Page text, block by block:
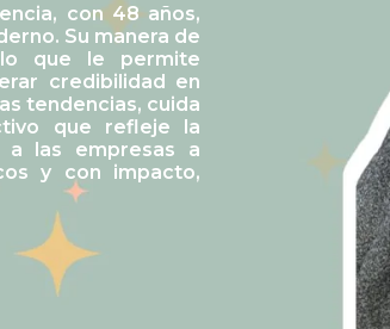
con 48 años,
Su manera de
lo que le permite
credibilidad en
tendencias, cuida
que refleje la
a las empresas a
y con impacto,